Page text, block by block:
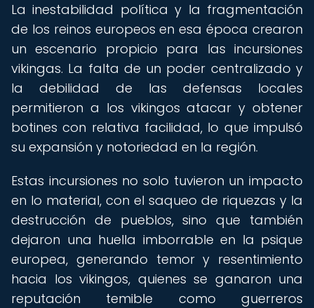
La inestabilidad política y la fragmentación
de los reinos europeos en esa época crearon
un escenario propicio para las incursiones
vikingas. La falta de un poder centralizado y
la debilidad de las defensas locales
permitieron a los vikingos atacar y obtener
botines con relativa facilidad, lo que impulsó
su expansión y notoriedad en la región.
Estas incursiones no solo tuvieron un impacto
en lo material, con el saqueo de riquezas y la
destrucción de pueblos, sino que también
dejaron una huella imborrable en la psique
europea, generando temor y resentimiento
hacia los vikingos, quienes se ganaron una
reputación temible como guerreros